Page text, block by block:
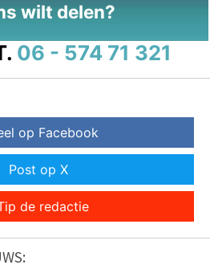
wilt delen?
06 - 574 71 321
op Facebook
Post op X
de redactie